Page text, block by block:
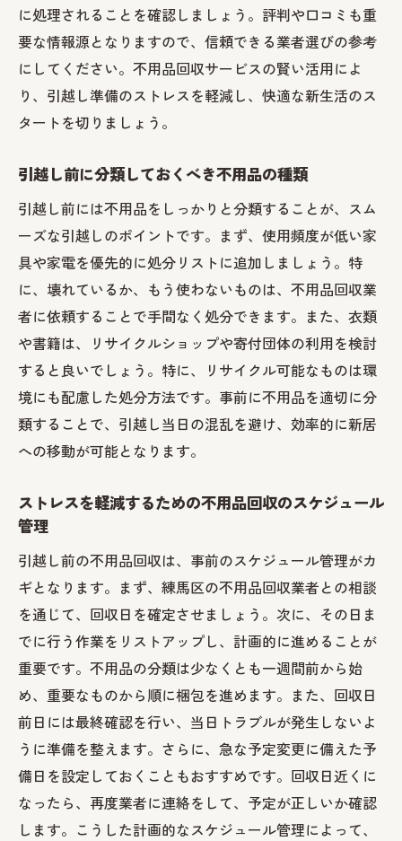
に処理されることを確認しましょう。評判や口コミも重
要な情報源となりますので、信頼できる業者選びの参考
にしてください。不用品回収サービスの賢い活用によ
り、引越し準備のストレスを軽減し、快適な新生活のス
タートを切りましょう。
引越し前に分類しておくべき不用品の種類
引越し前には不用品をしっかりと分類することが、スム
ーズな引越しのポイントです。まず、使用頻度が低い家
具や家電を優先的に処分リストに追加しましょう。特
に、壊れているか、もう使わないものは、不用品回収業
者に依頼することで手間なく処分できます。また、衣類
や書籍は、リサイクルショップや寄付団体の利用を検討
すると良いでしょう。特に、リサイクル可能なものは環
境にも配慮した処分方法です。事前に不用品を適切に分
類することで、引越し当日の混乱を避け、効率的に新居
への移動が可能となります。
ストレスを軽減するための不用品回収のスケジュール
管理
引越し前の不用品回収は、事前のスケジュール管理がカ
ギとなります。まず、練馬区の不用品回収業者との相談
を通じて、回収日を確定させましょう。次に、その日ま
でに行う作業をリストアップし、計画的に進めることが
重要です。不用品の分類は少なくとも一週間前から始
め、重要なものから順に梱包を進めます。また、回収日
前日には最終確認を行い、当日トラブルが発生しないよ
うに準備を整えます。さらに、急な予定変更に備えた予
備日を設定しておくこともおすすめです。回収日近くに
なったら、再度業者に連絡をして、予定が正しいか確認
します。こうした計画的なスケジュール管理によって、